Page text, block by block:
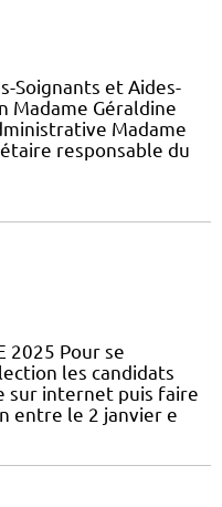
Soignants et Aides-
Madame Géraldine
Madame
responsable du
2025 Pour se
les candidats
sur internet puis faire
entre le 2 janvier e